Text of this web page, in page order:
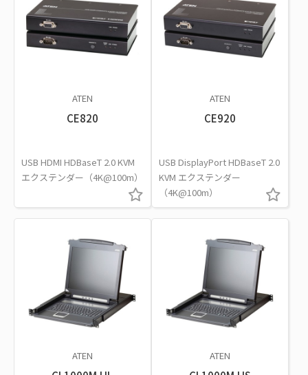
ATEN
CE820
USB HDMI HDBaseT 2.0 KVM
エクステンダー（4K@100m）
ATEN
CE920
USB DisplayPort HDBaseT 2.0
KVM エクステンダー
（4K@100m）
ATEN ATEN